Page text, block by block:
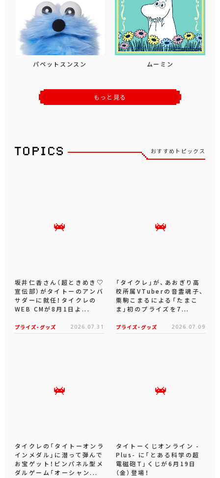
パペットスンスン ムーミン
もっと見る
おすすめトピックス
坂井仁香さん（超ときめき♡
宣伝部）がタイトーのアンバ
サダーに就任！タイクレの
WEB CMが8月1日よ...
プライズ・グッズ 2026.07.31
「タイクレ」が、あおぎり高
校所属VTuberの音霊魂子、
栗駒こまるによる「たまこ
ま」初のプライズを7...
プライズ・グッズ 2026.07.09
タイクレの「タイトーオンラ
インメダル」に潜って弾んで
お宝ゲット！ピンパネル型メ
ダルゲーム「オーシャン...
タイトーくじオンライン -
Plus- に「とある科学の超
電磁砲T」くじが6月19日
（金）登場！